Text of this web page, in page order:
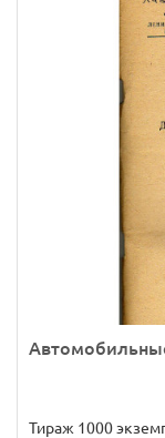
Тираж 1000